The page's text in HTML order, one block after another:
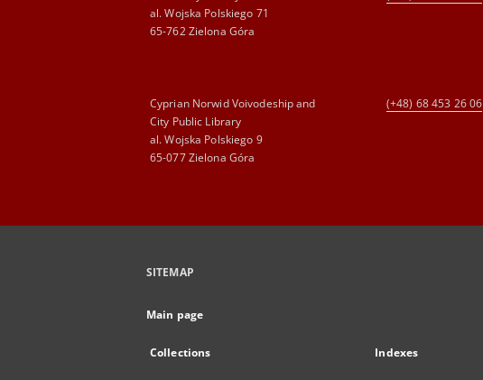
al. Wojska Polskiego 71
65-762 Zielona Góra
Cyprian Norwid Voivodeship and
City Public Library
al. Wojska Polskiego 9
65-077 Zielona Góra
(+48) 68 453 26 06
SITEMAP
Main page
Collections Indexes